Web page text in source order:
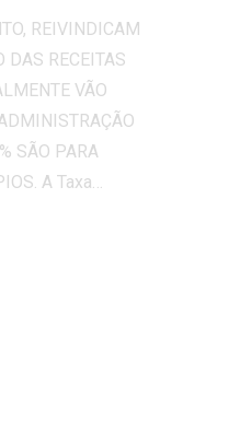
SÃO PARA
A Taxa…